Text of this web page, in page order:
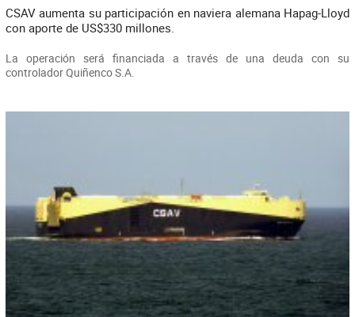
CSAV aumenta su participación en naviera alemana Hapag-Lloyd
con aporte de US$330 millones.
La operación será financiada a través de una deuda con su
controlador Quiñenco S.A.